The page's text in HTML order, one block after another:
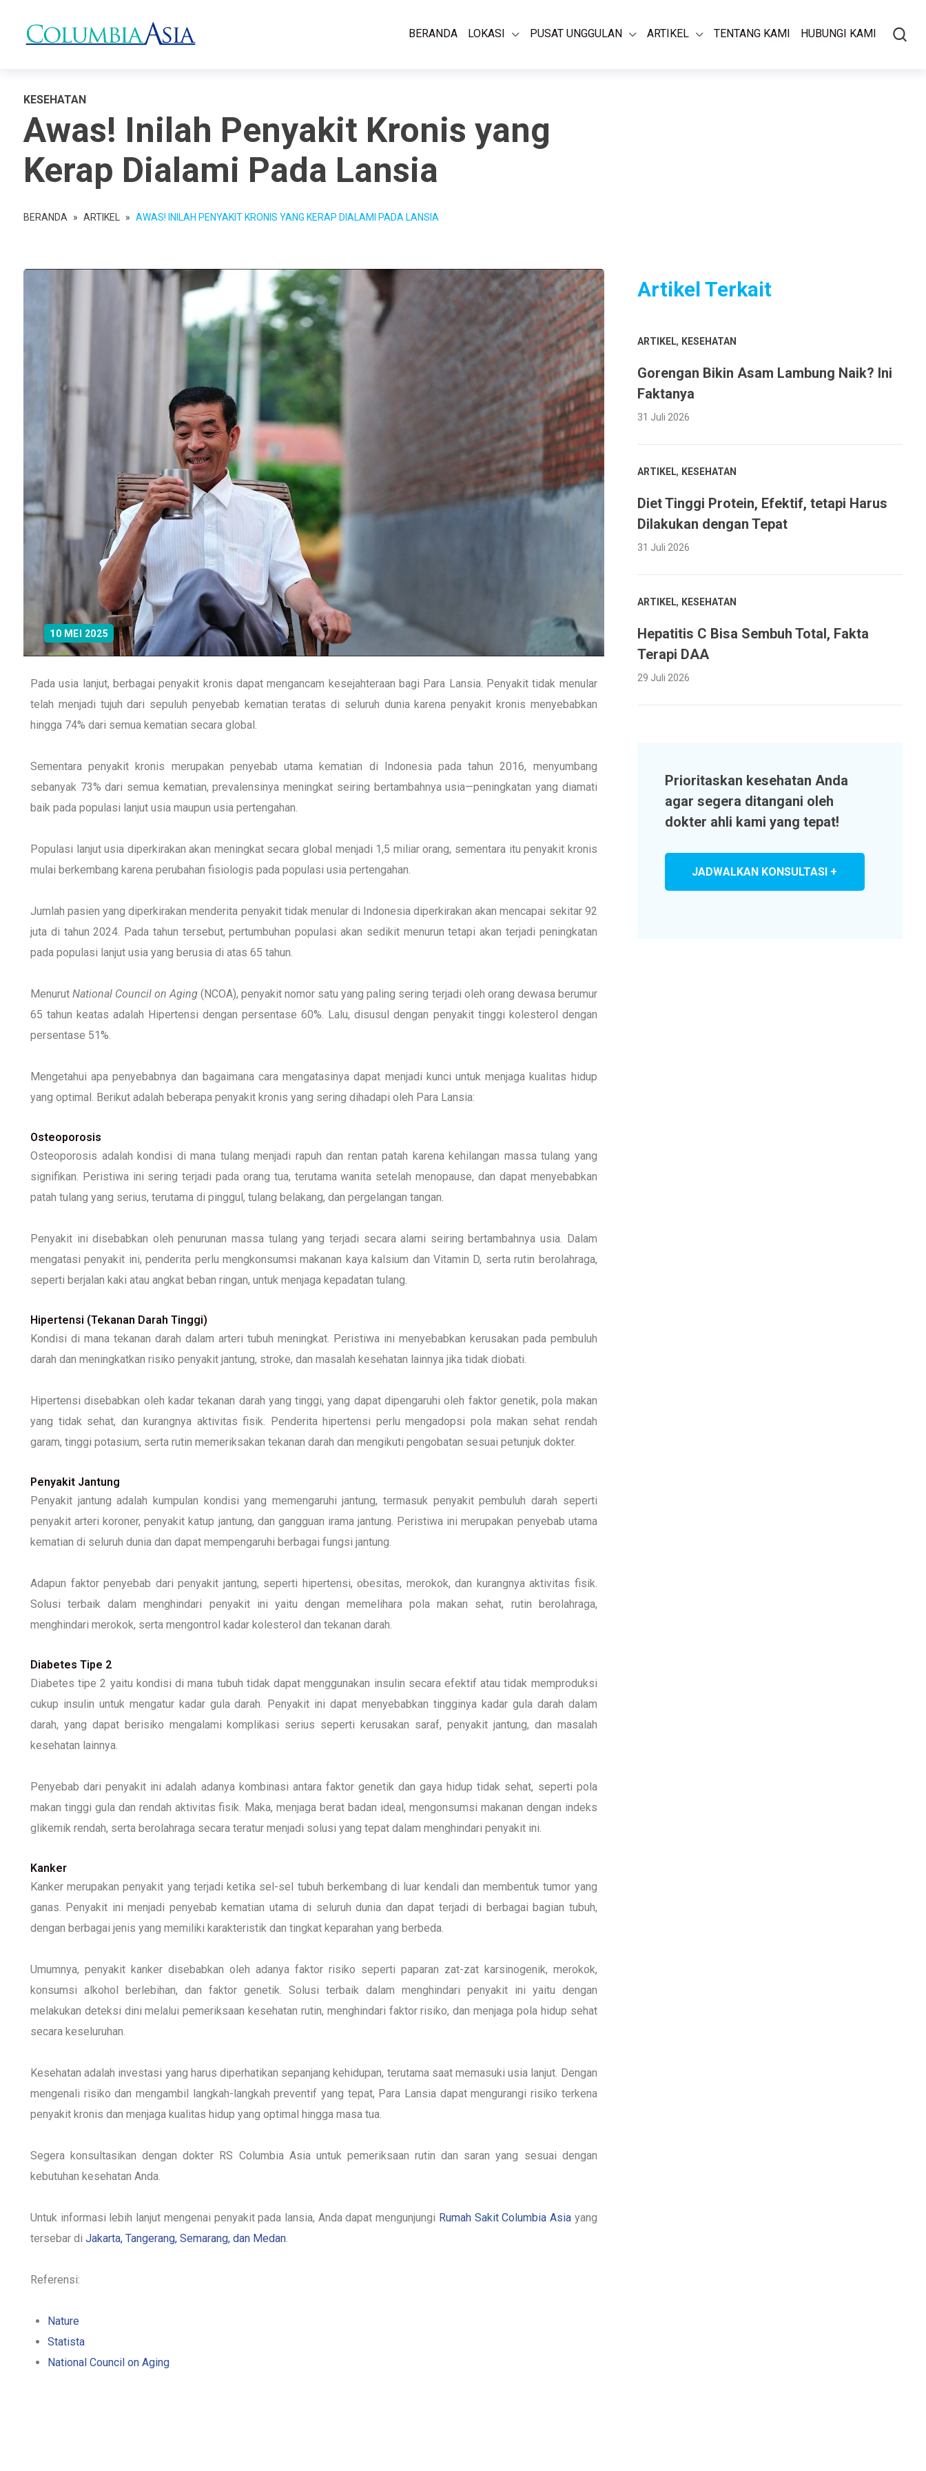
BERANDA LOKASI PUSAT UNGGULAN ARTIKEL TENTANG KAMI HUBUNGI KAMI
KESEHATAN
Awas! Inilah Penyakit Kronis yang
Kerap Dialami Pada Lansia
BERANDA » ARTIKEL » AWAS! INILAH PENYAKIT KRONIS YANG KERAP DIALAMI PADA LANSIA
10 MEI 2025
Pada usia lanjut, berbagai penyakit kronis dapat mengancam kesejahteraan bagi Para Lansia. Penyakit tidak menular
telah menjadi tujuh dari sepuluh penyebab kematian teratas di seluruh dunia karena penyakit kronis menyebabkan
hingga 74% dari semua kematian secara global.
Sementara penyakit kronis merupakan penyebab utama kematian di Indonesia pada tahun 2016, menyumbang
sebanyak 73% dari semua kematian, prevalensinya meningkat seiring bertambahnya usia—peningkatan yang diamati
baik pada populasi lanjut usia maupun usia pertengahan.
Populasi lanjut usia diperkirakan akan meningkat secara global menjadi 1,5 miliar orang, sementara itu penyakit kronis
mulai berkembang karena perubahan fisiologis pada populasi usia pertengahan.
Jumlah pasien yang diperkirakan menderita penyakit tidak menular di Indonesia diperkirakan akan mencapai sekitar 92
juta di tahun 2024. Pada tahun tersebut, pertumbuhan populasi akan sedikit menurun tetapi akan terjadi peningkatan
pada populasi lanjut usia yang berusia di atas 65 tahun.
MenurutNational Council on Aging (NCOA), penyakit nomor satu yang paling sering terjadi oleh orang dewasa berumur
65 tahun keatas adalah Hipertensi dengan persentase 60%. Lalu, disusul dengan penyakit tinggi kolesterol dengan
persentase 51%.
Mengetahui apa penyebabnya dan bagaimana cara mengatasinya dapat menjadi kunci untuk menjaga kualitas hidup
yang optimal. Berikut adalah beberapa penyakit kronis yang sering dihadapi oleh Para Lansia:
Osteoporosis
Osteoporosis adalah kondisi di mana tulang menjadi rapuh dan rentan patah karena kehilangan massa tulang yang
signifikan. Peristiwa ini sering terjadi pada orang tua, terutama wanita setelah menopause, dan dapat menyebabkan
patah tulang yang serius, terutama di pinggul, tulang belakang, dan pergelangan tangan.
Penyakit ini disebabkan oleh penurunan massa tulang yang terjadi secara alami seiring bertambahnya usia. Dalam
mengatasi penyakit ini, penderita perlu mengkonsumsi makanan kaya kalsium dan Vitamin D, serta rutin berolahraga,
seperti berjalan kaki atau angkat beban ringan, untuk menjaga kepadatan tulang.
Hipertensi (Tekanan Darah Tinggi)
Kondisi di mana tekanan darah dalam arteri tubuh meningkat. Peristiwa ini menyebabkan kerusakan pada pembuluh
darah dan meningkatkan risiko penyakit jantung, stroke, dan masalah kesehatan lainnya jika tidak diobati.
Hipertensi disebabkan oleh kadar tekanan darah yang tinggi, yang dapat dipengaruhi oleh faktor genetik, pola makan
yang tidak sehat, dan kurangnya aktivitas fisik. Penderita hipertensi perlu mengadopsi pola makan sehat rendah
garam, tinggi potasium, serta rutin memeriksakan tekanan darah dan mengikuti pengobatan sesuai petunjuk dokter.
Penyakit Jantung
Penyakit jantung adalah kumpulan kondisi yang memengaruhi jantung, termasuk penyakit pembuluh darah seperti
penyakit arteri koroner, penyakit katup jantung, dan gangguan irama jantung. Peristiwa ini merupakan penyebab utama
kematian di seluruh dunia dan dapat mempengaruhi berbagai fungsi jantung.
Adapun faktor penyebab dari penyakit jantung, seperti hipertensi, obesitas, merokok, dan kurangnya aktivitas fisik.
Solusi terbaik dalam menghindari penyakit ini yaitu dengan memelihara pola makan sehat, rutin berolahraga,
menghindari merokok, serta mengontrol kadar kolesterol dan tekanan darah.
Diabetes Tipe 2
Diabetes tipe 2 yaitu kondisi di mana tubuh tidak dapat menggunakan insulin secara efektif atau tidak memproduksi
cukup insulin untuk mengatur kadar gula darah. Penyakit ini dapat menyebabkan tingginya kadar gula darah dalam
darah, yang dapat berisiko mengalami komplikasi serius seperti kerusakan saraf, penyakit jantung, dan masalah
kesehatan lainnya.
Penyebab dari penyakit ini adalah adanya kombinasi antara faktor genetik dan gaya hidup tidak sehat, seperti pola
makan tinggi gula dan rendah aktivitas fisik. Maka, menjaga berat badan ideal, mengonsumsi makanan dengan indeks
glikemik rendah, serta berolahraga secara teratur menjadi solusi yang tepat dalam menghindari penyakit ini.
Kanker
Kanker merupakan penyakit yang terjadi ketika sel-sel tubuh berkembang di luar kendali dan membentuk tumor yang
ganas. Penyakit ini menjadi penyebab kematian utama di seluruh dunia dan dapat terjadi di berbagai bagian tubuh,
dengan berbagai jenis yang memiliki karakteristik dan tingkat keparahan yang berbeda.
Umumnya, penyakit kanker disebabkan oleh adanya faktor risiko seperti paparan zat-zat karsinogenik, merokok,
konsumsi alkohol berlebihan, dan faktor genetik. Solusi terbaik dalam menghindari penyakit ini yaitu dengan
melakukan deteksi dini melalui pemeriksaan kesehatan rutin, menghindari faktor risiko, dan menjaga pola hidup sehat
secara keseluruhan.
Kesehatan adalah investasi yang harus diperhatikan sepanjang kehidupan, terutama saat memasuki usia lanjut. Dengan
mengenali risiko dan mengambil langkah-langkah preventif yang tepat, Para Lansia dapat mengurangi risiko terkena
penyakit kronis dan menjaga kualitas hidup yang optimal hingga masa tua.
Segera konsultasikan dengan dokter RS Columbia Asia untuk pemeriksaan rutin dan saran yang sesuai dengan
kebutuhan kesehatan Anda.
Untuk informasi lebih lanjut mengenai penyakit pada lansia, Anda dapat mengunjungi Rumah Sakit Columbia Asiayang
tersebar di Jakarta, Tangerang, Semarang, dan Medan
Referensi:
Nature
Statista
National Council on Aging
Artikel Terkait
ARTIKEL, KESEHATAN
Gorengan Bikin Asam Lambung Naik? Ini
Faktanya
31 Juli 2026
ARTIKEL, KESEHATAN
Diet Tinggi Protein, Efektif, tetapi Harus
Dilakukan dengan Tepat
31 Juli 2026
ARTIKEL, KESEHATAN
Hepatitis C Bisa Sembuh Total, Fakta
Terapi DAA
29 Juli 2026
Prioritaskan kesehatan Anda
agar segera ditangani oleh
dokter ahli kami yang tepat!
JADWALKAN KONSULTASI +